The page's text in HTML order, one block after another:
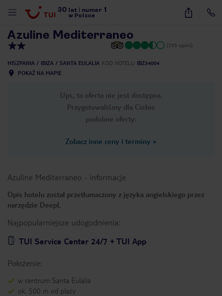
30 lat numer 1
w Polsce
11
Azuline Mediterraneo
(335 opinii)
HISZPANIA IBIZA SANTA EULALIA KOD HOTELU IBZ34004
POKAŻ NA MAPIE
Ups, ta oferta nie jest dostępna.
Przygotowaliśmy dla Ciebie
podobne oferty:
Zobacz inne ceny i terminy »
Azuline Mediterraneo - informacje
Opis hotelu został przetłumaczony z języka angielskiego przez
narzędzie DeepL
Najpopularniejsze udogodnienia:
TUI Service Center 24/7 + TUI App
Położenie:
w centrum Santa Eulalia
ok. 500 m od plaży